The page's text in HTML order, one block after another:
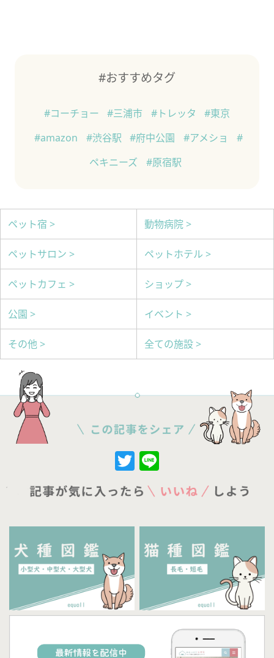
#おすすめタグ
#コーチョー #三浦市 #トレッタ
#東京
#amazon
#渋谷駅 #府中公園 #アメショ
#
ペキニーズ
#原宿駅
ペット宿 > 動物病院 >
ペットサロン > ペットホテル >
ペットカフェ > ショップ >
公園 > イベント >
その他 > 全ての施設 >
Twitter